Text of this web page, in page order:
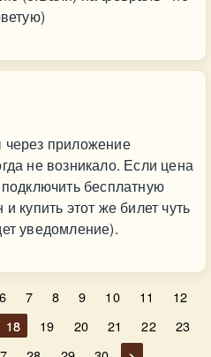
через приложение
не возникало. Если цена
бесплатную
купить этот же билет чуть
уведомление).
6 7 8 9 10 11
12
18 19 20 21 22
23